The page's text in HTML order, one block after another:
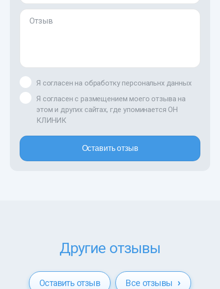
Отзыв
Я согласен на обработку персональнх данных
Я согласен с размещением моего отзыва на
этом и других сайтах, где упоминается ОН
КЛИНИК
Оставить отзыв
Другие отзывы
Оставить отзыв Все отзывы